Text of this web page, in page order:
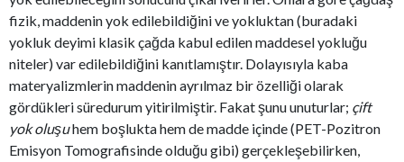
fizik, maddenin yok edilebildiğini ve yokluktan (buradaki
yokluk deyimi klasik çağda kabul edilen maddesel yokluğu
niteler) var edilebildiğini kanıtlamıştır. Dolayısıyla kaba
materyalizmlerin maddenin ayrılmaz bir özelliği olarak
gördükleri süredurum yitirilmiştir. Fakat şunu unuturlar; çift
yok oluşuhem boşlukta hem de madde içinde (PET-Pozitron
Emisyon Tomografisinde olduğu gibi) gerçekleşebilirken,